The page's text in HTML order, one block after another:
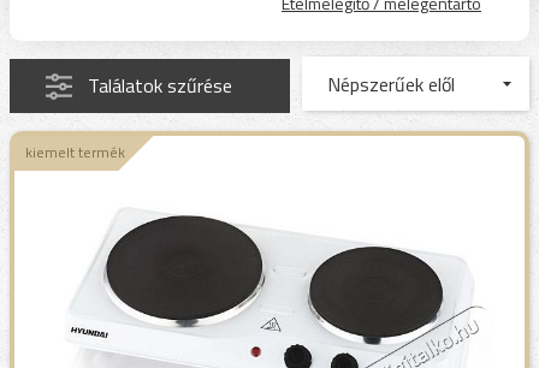
Találatok szűrése
kiemelt termék